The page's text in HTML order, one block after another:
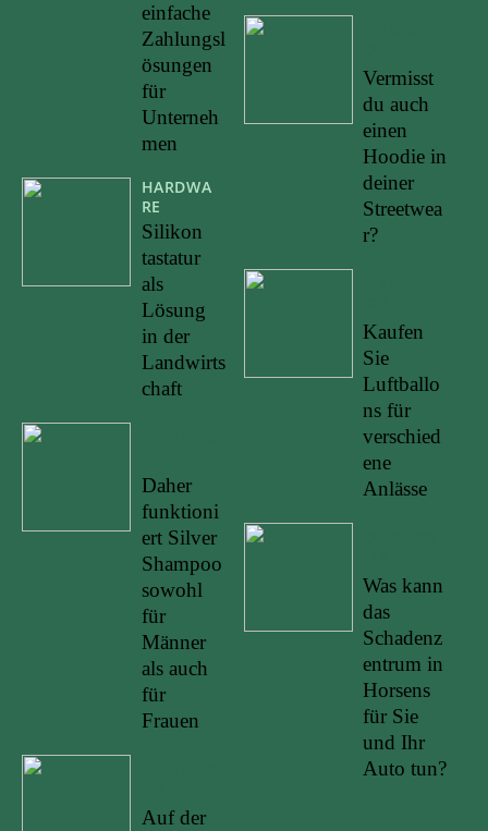
einfache
Zahlungsl
ösungen
für
Unterneh
men
HARDWA
RE
Silikon
tastatur
als
Lösung
in der
Landwirts
chaft
Daher
funktioni
ert Silver
Shampoo
sowohl
für
Männer
als auch
für
Frauen
Auf der
Vermisst
du auch
einen
Hoodie in
deiner
Streetwea
r?
Kaufen
Sie
Luftballo
ns für
verschied
ene
Anlässe
Was kann
das
Schadenz
entrum in
Horsens
für Sie
und Ihr
Auto tun?